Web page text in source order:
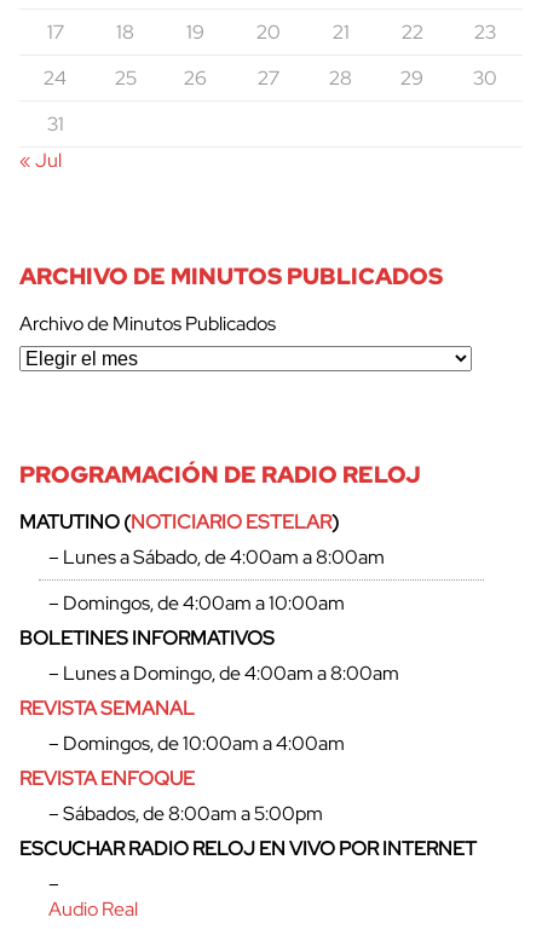
cerrar
17
18 19 20 21 22
23
24
25 26 27 28 29
30
31
« Jul
ARCHIVO DE MINUTOS PUBLICADOS
Archivo de Minutos Publicados
PROGRAMACIÓN DE RADIO RELOJ
MATUTINO (NOTICIARIO ESTELAR)
– Lunes a Sábado, de 4:00am a 8:00am
– Domingos, de 4:00am a 10:00am
BOLETINES INFORMATIVOS
– Lunes a Domingo, de 4:00am a 8:00am
REVISTA SEMANAL
– Domingos, de 10:00am a 4:00am
REVISTA ENFOQUE
– Sábados, de 8:00am a 5:00pm
ESCUCHAR RADIO RELOJ EN VIVO POR INTERNET
–
Audio Real